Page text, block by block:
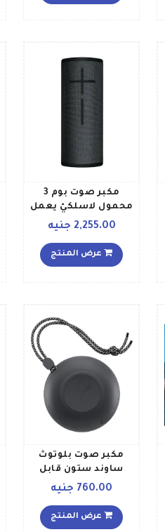
مكبر صوت بوم 3
محمول لاسلكيّ يعمل
بخاصية البلوتوث طراز
001360 أسود
2,255.00 جنيه
عرض المنتج
مكبر صوت بلوتوث
ساوند ستون قابل
للنقل أسود
760.00 جنيه
عرض المنتج